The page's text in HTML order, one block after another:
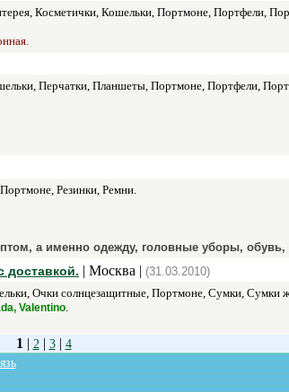
Косметички, Кошельки, Портмоне, Портфели,
Перчатки, Планшеты, Портмоне, Портфели,
Резинки, Ремни.
а именно одежду, головные уборы,
доставкой. | Москва | (31.03.2010)
Очки солнцезащитные, Портмоне, Сумки, Сумки
Valentino.
1 | 2 | 3| 4